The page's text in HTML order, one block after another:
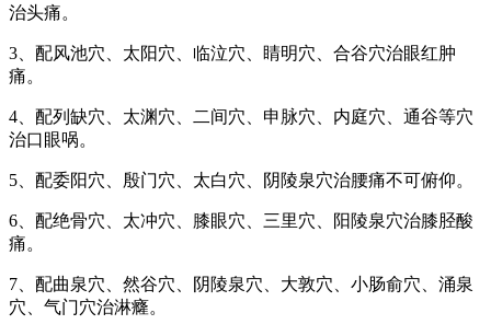
治头痛。
3、配风池穴、太阳穴、临泣穴、睛明穴、合谷穴治眼红肿
痛。
4、配列缺穴、太渊穴、二间穴、申脉穴、内庭穴、通谷等穴
治口眼㖞。
5、配委阳穴、殷门穴、太白穴、阴陵泉穴治腰痛不可俯仰。
6、配绝骨穴、太冲穴、膝眼穴、三里穴、阳陵泉穴治膝胫酸
痛。
7、配曲泉穴、然谷穴、阴陵泉穴、大敦穴、小肠俞穴、涌泉
穴、气门穴治淋癃。